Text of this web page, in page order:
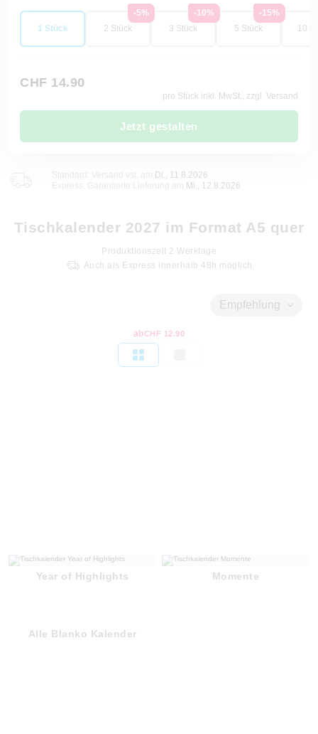
1 Stück
-5%
2 Stück
-10%
3 Stück
-15%
5 Stück
10
CHF 14.90
pro Stück inkl. MwSt., zzgl. Versand
Jetzt gestalten
Di., 11.8.2026
Express: Garantierte Lieferung am
Mi., 12.8.2026
Tischkalender 2027 im Format A5 quer
Produktionszeit 2 Werktage
Auch als Express innerhalb 48h möglich
Empfehlung
abCHF 12.90
Year of Highlights Momente
Alle Blanko Kalender